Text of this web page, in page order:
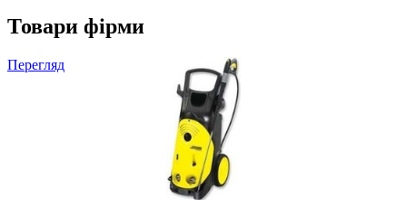
Товари фірми
Перегляд